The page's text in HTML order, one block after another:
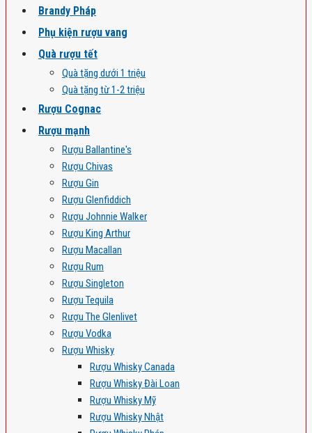
Brandy Pháp
Phụ kiện rượu vang
Quà rượu tết
Quà tặng dưới 1 triệu
Quà tặng từ 1-2 triệu
Rượu Cognac
Rượu mạnh
Rượu Ballantine's
Rượu Chivas
Rượu Gin
Rượu Glenfiddich
Rượu Johnnie Walker
Rượu King Arthur
Rượu Macallan
Rượu Rum
Rượu Singleton
Rượu Tequila
Rượu The Glenlivet
Rượu Vodka
Rượu Whisky
Rượu Whisky Canada
Rượu Whisky Đài Loan
Rượu Whisky Mỹ
Rượu Whisky Nhật